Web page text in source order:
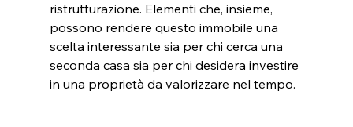
ristrutturazione. Elementi che, insieme,
possono rendere questo immobile una
scelta interessante sia per chi cerca una
seconda casa sia per chi desidera investire
in una proprietà da valorizzare nel tempo.